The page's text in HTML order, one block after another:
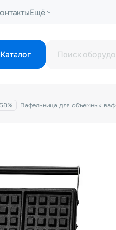
Ещё
Каталог
Вафельница для объемных